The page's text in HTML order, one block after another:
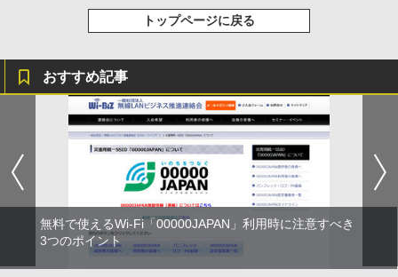
トップページに戻る
おすすめ記事
無料で使えるWi-Fi「00000JAPAN」利用時に注意すべき
3つのポイント